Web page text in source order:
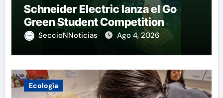
Schneider Electric lanza el Go
Green Student Competition
SeccioNNoticias Ago 4, 2026
Ecología